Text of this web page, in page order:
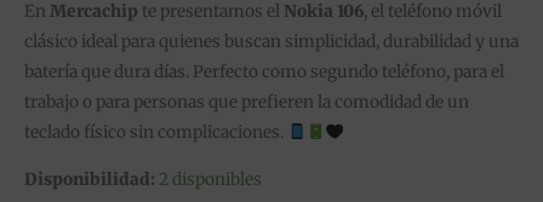
En Mercachip te presentamos el Nokia 106, el teléfono móvil
clásico ideal para quienes buscan simplicidad, durabilidad y una
batería que dura días. Perfecto como segundo teléfono, para el
trabajo o para personas que prefieren la comodidad de un
teclado físico sin complicaciones.
Disponibilidad: 2 disponibles